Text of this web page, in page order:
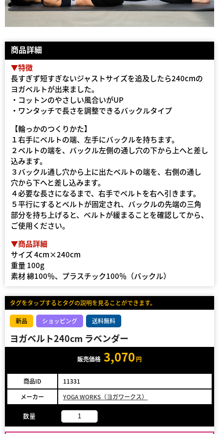
商品詳細
▼特徴
長すぎず短すぎないジャストサイズを追及したら240cmの
ヨガベルトが出来ました。
・コットンのやさしい風合いがUP
・ワンタッチで長さを調整できるバックルタイプ
【輪っかのつくりかた】
１右手にベルトの端、左手にバックルを持ちます。
２ベルトの端を、バックル左側の通し穴の下から上へと差し
込みます。
３バックル通し穴から上に出たベルトの端を、右側の通し
穴から下へと差し込みます。
４必要な長さになるまで、右手でベルトを右へ引きます。
５平行にするとベルトが固定され、バックルの先端の三角
部分を持ち上げると、ベルトが緩まることを確認してから、
ご使用ください。
▼商品詳細
サイズ 4cm×240cm
重量 100g
素材 綿100％、プラスチック100％（バックル）
タグをタップするとタグの説明を見ることができます。
新品 ショッピング 送料無料
ヨガベルト240cm ラベンダー
販売価格 3,070 円
商品ID
11331
メーカー
YOGA WORKS（ヨガワークス）
数量